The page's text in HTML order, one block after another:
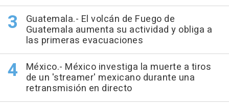
Guatemala.- El volcán de Fuego de
Guatemala aumenta su actividad y obliga a
las primeras evacuaciones
México.- México investiga la muerte a tiros
de un 'streamer' mexicano durante una
retransmisión en directo